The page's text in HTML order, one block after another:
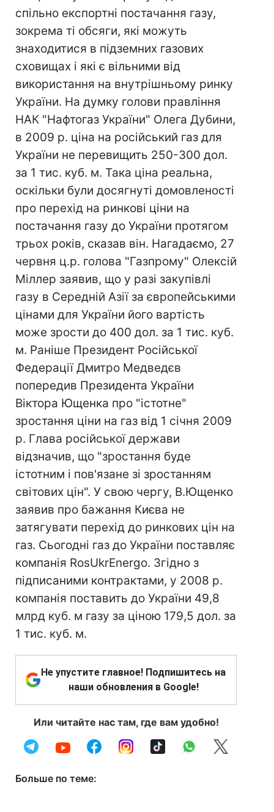
спільно експортні постачання газу,
зокрема ті обсяги, які можуть
знаходитися в підземних газових
сховищах і які є вільними від
використання на внутрішньому ринку
України. На думку голови правління
НАК "Нафтогаз України" Олега Дубини,
в 2009 р. ціна на російський газ для
України не перевищить 250-300 дол.
за 1 тис. куб. м. Така ціна реальна,
оскільки були досягнуті домовленості
про перехід на ринкові ціни на
постачання газу до України протягом
трьох років, сказав він. Нагадаємо, 27
червня ц.р. голова "Газпрому" Олексій
Міллер заявив, що у разі закупівлі
газу в Середній Азії за європейськими
цінами для України його вартість
може зрости до 400 дол. за 1 тис. куб.
м. Раніше Президент Російської
Федерації Дмитро Медведєв
попередив Президента України
Віктора Ющенка про "істотне"
зростання ціни на газ від 1 січня 2009
р. Глава російської держави
відзначив, що "зростання буде
істотним і пов'язане зі зростанням
світових цін". У свою чергу, В.Ющенко
заявив про бажання Києва не
затягувати перехід до ринкових цін на
газ. Сьогодні газ до України поставляє
компанія RosUkrEnergo. Згідно з
підписаними контрактами, у 2008 р.
компанія поставить до України 49,8
млрд куб. м газу за ціною 179,5 дол. за
1 тис. куб. м.
Не упустите главное! Подпишитесь на
наши обновления в Google!
Или читайте нас там, где вам удобно!
Больше по теме: